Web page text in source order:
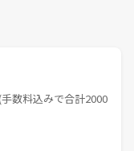
数料込みで合計2000